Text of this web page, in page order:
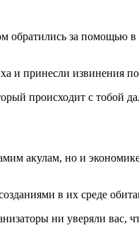
за помощью
и принесли извинения
происходит с тобой
акулам, но и
в их среде
ни уверяли вас,